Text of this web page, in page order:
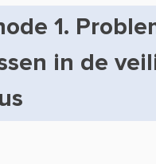
1.
in de